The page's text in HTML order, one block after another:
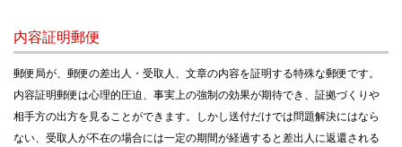
内容証明郵便
郵便局が、郵便の差出人・受取人、文章の内容を証明する特殊な郵便です。
内容証明郵便は心理的圧迫、事実上の強制の効果が期待でき、証拠づくりや
相手方の出方を見ることができます。しかし送付だけでは問題解決にはなら
ない、受取人が不在の場合には一定の期間が経過すると差出人に返還される